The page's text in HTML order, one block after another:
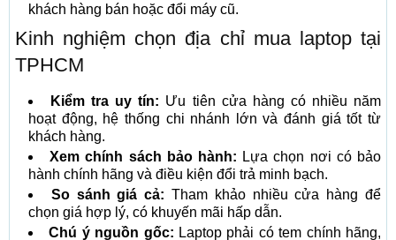
khách hàng bán hoặc đổi máy cũ.
Kinh nghiệm chọn địa chỉ mua laptop tại
TPHCM
Kiểm tra uy tín: Ưu tiên cửa hàng có nhiều năm
hoạt động, hệ thống chi nhánh lớn và đánh giá tốt từ
khách hàng.
Xem chính sách bảo hành: Lựa chọn nơi có bảo
hành chính hãng và điều kiện đổi trả minh bạch.
So sánh giá cả: Tham khảo nhiều cửa hàng để
chọn giá hợp lý, có khuyến mãi hấp dẫn.
Chú ý nguồn gốc: Laptop phải có tem chính hãng,